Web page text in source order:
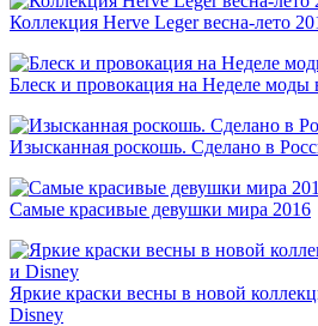
Коллекция Herve Leger весна-лето
Блеск и провокация на Неделе
Изысканная роскошь. Сделано в
Самые красивые девушки мира 2016
Яркие краски весны в новой
Disney